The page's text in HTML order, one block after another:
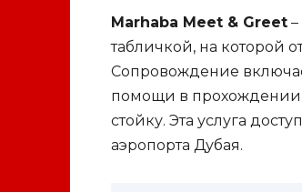
Marhaba Meet & Greet
табличкой, на которой
Сопровождение
помощи в прохождении
стойку. Эта услуга
аэропорта Дубая.